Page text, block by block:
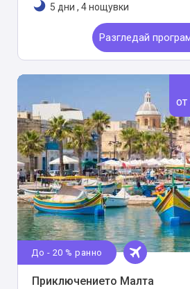
5 дни , 4 нощувки
Разгледай
от
До - 20 % ранно
Приключението Малта